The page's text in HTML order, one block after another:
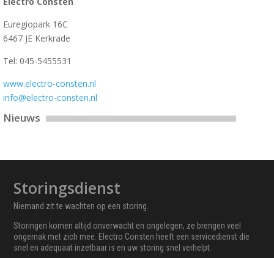
Euregiopark 16C
6467 JE Kerkrade
Tel: 045-5455531
www.electro-consten.nl
info@electro-consten.nl
Nieuws
Storingsdienst
Niemand zit te wachten op een storing.
Storingen komen altijd onverwacht en ongelegen, ze brengen veel
ongemak met zich mee. Electro Consten heeft een servicedienst die
snel en adequaat inzetbaar is en uw storing snel verhelpt.